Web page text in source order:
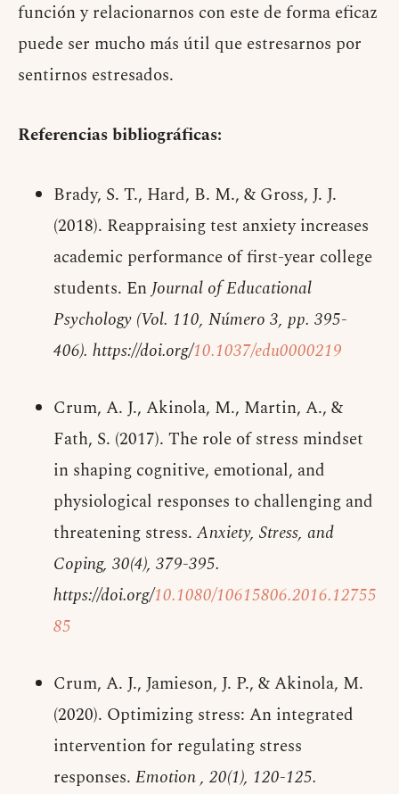
función y relacionarnos con este de forma eficaz
puede ser mucho más útil que estresarnos por
sentirnos estresados.
Referencias bibliográficas:
Brady, S. T., Hard, B. M., & Gross, J. J.
(2018). Reappraising test anxiety increases
academic performance of first-year college
students. EnJournal of Educational
Psychology (Vol. 110, Número 3, pp. 395-
406). https://doi.org/10.1037/edu0000219
Crum, A. J., Akinola, M., Martin, A., &
Fath, S. (2017). The role of stress mindset
in shaping cognitive, emotional, and
physiological responses to challenging and
threatening stress. Anxiety, Stress, and
Coping, 30(4), 379-395.
https://doi.org/10.1080/10615806.2016.12755
85
Crum, A. J., Jamieson, J. P., & Akinola, M.
(2020). Optimizing stress: An integrated
intervention for regulating stress
responses. Emotion , 20(1), 120-125.